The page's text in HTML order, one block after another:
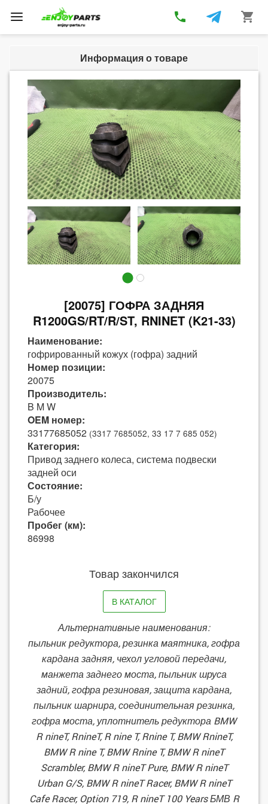
Toggle
navigation
phone shopping_cart
Информация о товаре
[20075] ГОФРА ЗАДНЯЯ
R1200GS/RT/R/ST, RNINET (K21-33)
Наименование:
гофрированный кожух (гофра) задний
Номер позиции:
20075
Производитель:
B M W
OEM номер:
33177685052 (3317 7685052, 33 17 7 685 052)
Категория:
Привод заднего колеса, система подвески
задней оси
Состояние:
Б/у
Рабочее
Пробег (км):
86998
Товар закончился
В КАТАЛОГ
Альтернативные наименования:
пыльник редуктора, резинка маятника, гофра
кардана задняя, чехол угловой передачи,
манжета заднего моста, пыльник шруса
задний, гофра резиновая, защита кардана,
пыльник шарнира, соединительная резинка,
гофра моста, уплотнитель редуктора BMW
R nineT, RnineT, R nine T, Rnine T, BMW RnineT,
BMW R nine T, BMW Rnine T, BMW R nineT
Scrambler, BMW R nineT Pure, BMW R nineT
Urban G/S, BMW R nineT Racer, BMW R nineT
Cafe Racer, Option 719, R nineT 100 Years БМВ R